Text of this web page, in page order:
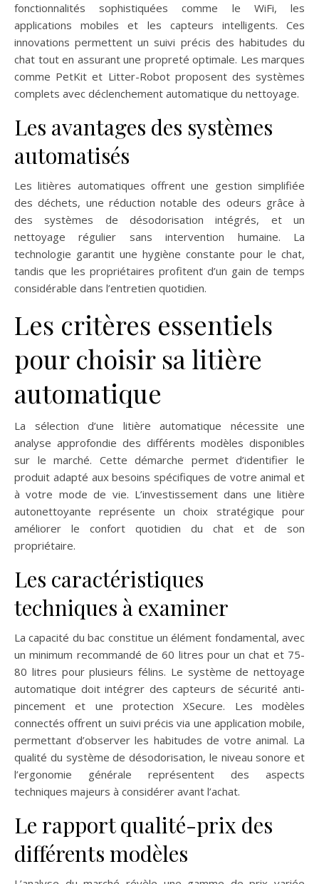
fonctionnalités sophistiquées comme le WiFi, les
applications mobiles et les capteurs intelligents. Ces
innovations permettent un suivi précis des habitudes du
chat tout en assurant une propreté optimale. Les marques
comme PetKit et Litter-Robot proposent des systèmes
complets avec déclenchement automatique du nettoyage.
Les avantages des systèmes
automatisés
Les litières automatiques offrent une gestion simplifiée
des déchets, une réduction notable des odeurs grâce à
des systèmes de désodorisation intégrés, et un
nettoyage régulier sans intervention humaine. La
technologie garantit une hygiène constante pour le chat,
tandis que les propriétaires profitent d’un gain de temps
considérable dans l’entretien quotidien.
Les critères essentiels
pour choisir sa litière
automatique
La sélection d’une litière automatique nécessite une
analyse approfondie des différents modèles disponibles
sur le marché. Cette démarche permet d’identifier le
produit adapté aux besoins spécifiques de votre animal et
à votre mode de vie. L’investissement dans une litière
autonettoyante représente un choix stratégique pour
améliorer le confort quotidien du chat et de son
propriétaire.
Les caractéristiques
techniques à examiner
La capacité du bac constitue un élément fondamental, avec
un minimum recommandé de 60 litres pour un chat et 75-
80 litres pour plusieurs félins. Le système de nettoyage
automatique doit intégrer des capteurs de sécurité anti-
pincement et une protection XSecure. Les modèles
connectés offrent un suivi précis via une application mobile,
permettant d’observer les habitudes de votre animal. La
qualité du système de désodorisation, le niveau sonore et
l’ergonomie générale représentent des aspects
techniques majeurs à considérer avant l’achat.
Le rapport qualité-prix des
différents modèles